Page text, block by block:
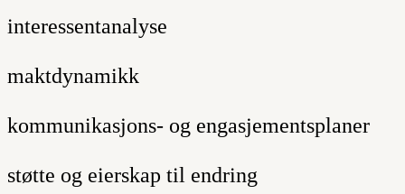
interessentanalyse
maktdynamikk
kommunikasjons- og engasjementsplaner
støtte og eierskap til endring